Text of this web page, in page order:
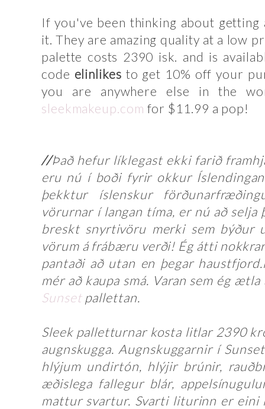
If you've been thinking about
it. They are amazing quality at a low
palette costs 2390 isk. and is
code elinlikes to get 10% off your
you are anywhere else in the
sleekmakeup.com for $11.99 a pop!
//Það hefur líklegast ekki farið
eru nú í boði fyrir okkur
þekktur íslenskur
vörurnar í langan tíma, er nú að
breskt snyrtivöru merki sem býður
vörum á frábæru verði! Ég átti
pantaði að utan en þegar
mér að kaupa smá. Varan sem ég
Sunset pallettan.
Sleek palletturnar kosta litlar 2390
augnskugga. Augnskuggarnir í
hlýjum undirtón, hlýjir brúnir,
æðislega fallegur blár,
mattur svartur. Svarti liturinn er eini